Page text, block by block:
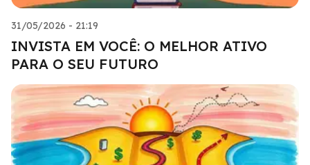
31/05/2026 - 21:19
INVISTA EM VOCÊ: O MELHOR ATIVO
PARA O SEU FUTURO